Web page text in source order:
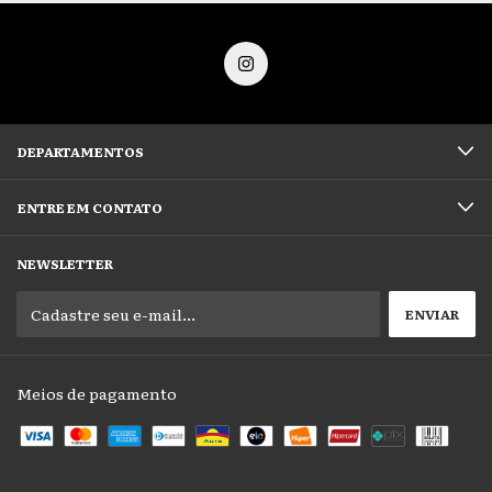
DEPARTAMENTOS
ENTRE EM CONTATO
NEWSLETTER
Meios de pagamento